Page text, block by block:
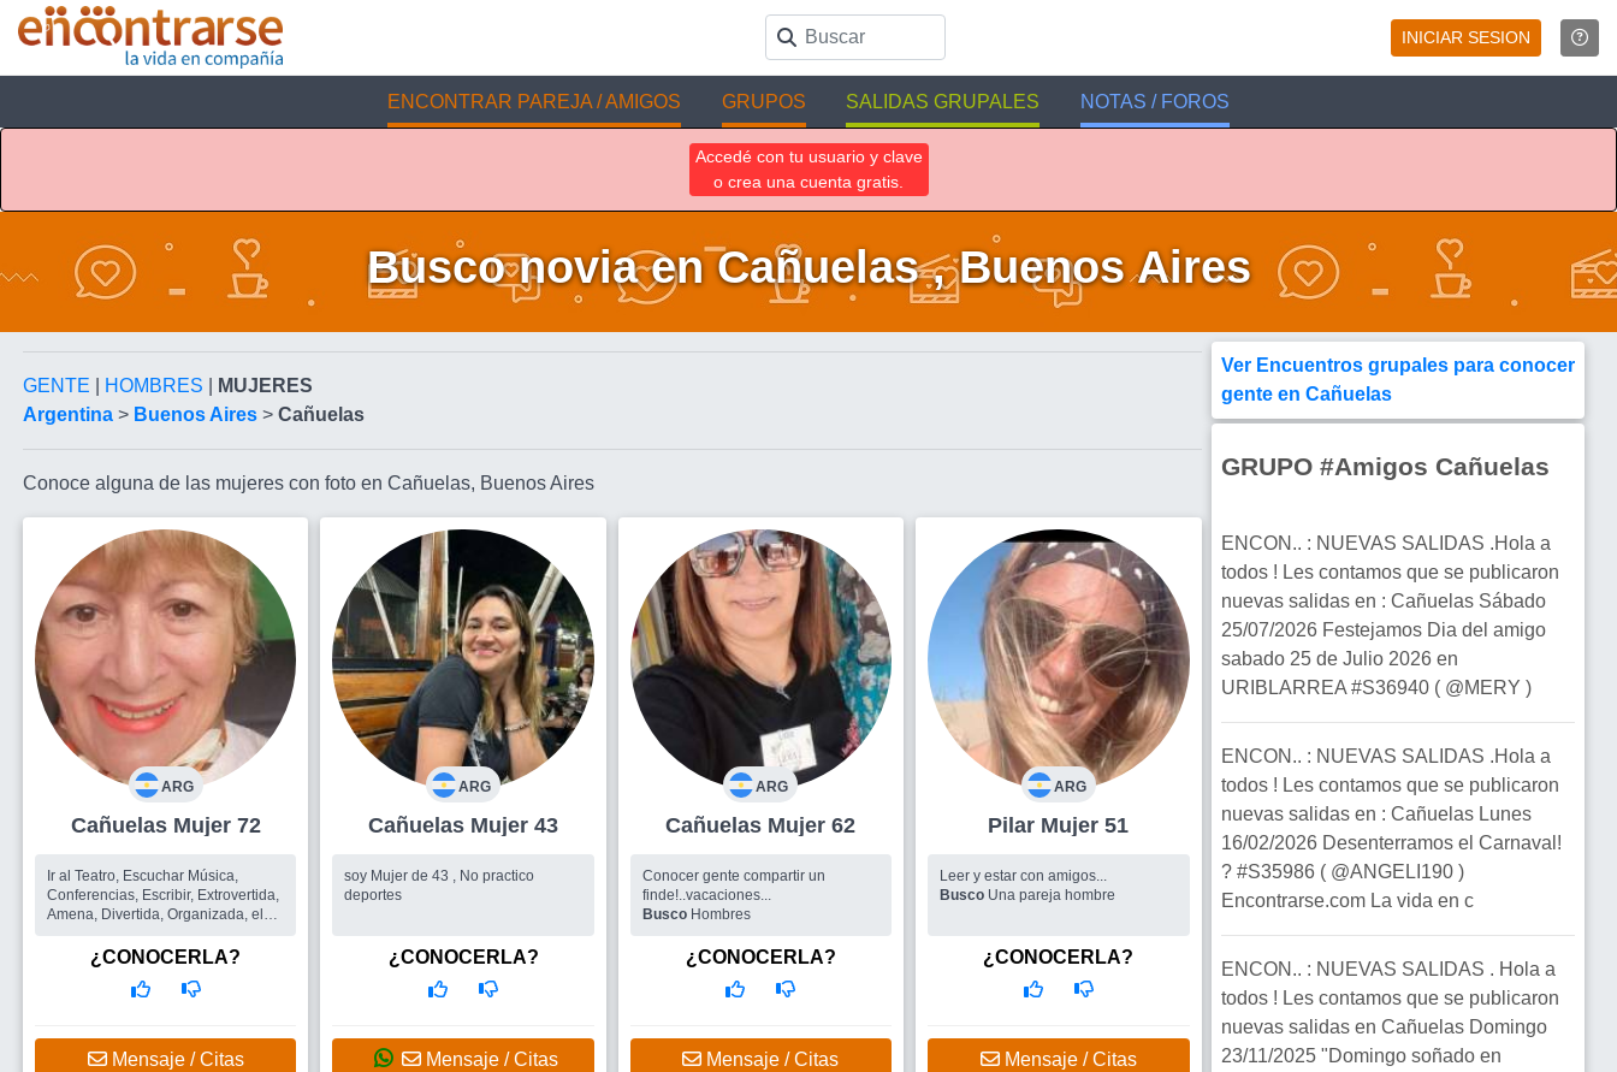
INICIAR SESION
ENCONTRAR PAREJA / AMIGOS GRUPOS SALIDAS GRUPALES NOTAS / FOROS
Accedé con tu usuario y clave
o crea una cuenta gratis.
Busco novia en Cañuelas , Buenos Aires
GENTE HOMBRES
MUJERES
Argentina > Buenos Aires > Cañuelas
Conoce alguna de las mujeres con foto en Cañuelas, Buenos Aires
ARG
Cañuelas Mujer 72
Ir al Teatro, Escuchar Música,
Conferencias, Escribir, Extrovertida,
Amena, Divertida, Organizada, el
en las decisiones, viajes, juegos de
salón, caminatas, y s...
Amigos, grupos de amigos y
¿CONOCERLA?
Mensaje / Citas
ARG
Cañuelas Mujer 43
soy Mujer de 43 , No practico
deportes
¿CONOCERLA?
Mensaje / Citas
ARG
Cañuelas Mujer 62
Conocer gente compartir un
finde!..vacaciones...
Busco Hombres
¿CONOCERLA?
Mensaje / Citas
ARG
Pilar Mujer 51
Leer y estar con amigos...
Busco Una pareja hombre
¿CONOCERLA?
Mensaje / Citas
Ver Encuentros grupales para conocer
gente en Cañuelas
GRUPO #Amigos Cañuelas
ENCON.. : NUEVAS SALIDAS .Hola a
todos ! Les contamos que se publicaron
nuevas salidas en : Cañuelas Sábado
25/07/2026 Festejamos Dia del amigo
sabado 25 de Julio 2026 en
URIBLARREA #S36940 ( @MERY )
ENCON.. : NUEVAS SALIDAS .Hola a
todos ! Les contamos que se publicaron
nuevas salidas en : Cañuelas Lunes
16/02/2026 Desenterramos el Carnaval!
? #S35986 ( @ANGELI190 )
Encontrarse.com La vida en c
ENCON.. : NUEVAS SALIDAS . Hola a
todos ! Les contamos que se publicaron
nuevas salidas en Cañuelas Domingo
23/11/2025 "Domingo soñado en